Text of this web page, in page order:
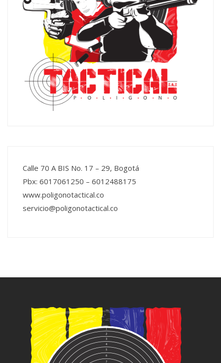
Calle 70 A BIS No. 17 – 29, Bogotá
Pbx: 6017061250 – 6012488175
www.poligonotactical.co
servicio@poligonotactical.co